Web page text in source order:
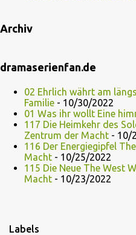
Archiv
dramaserienfan.de
02 Ehrlich währt am
Familie - 10/30/2022
01 Was ihr wollt Eine
117 Die Heimkehr des
Zentrum der Macht - 10/
116 Der Energiegipfel
Macht - 10/25/2022
115 Die Neue The West
Macht - 10/23/2022
Labels